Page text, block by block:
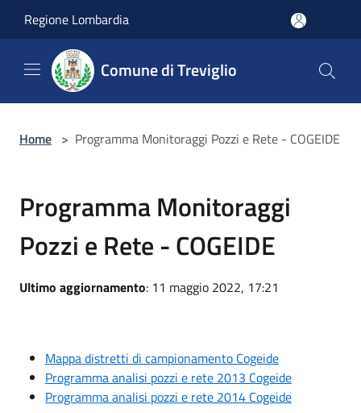
Regione Lombardia
Comune di Treviglio
Home > Programma Monitoraggi Pozzi e Rete - COGEIDE
Programma Monitoraggi
Pozzi e Rete - COGEIDE
Ultimo aggiornamento: 11 maggio 2022, 17:21
Mappa distretti di campionamento Cogeide
Programma analisi pozzi e rete 2013 Cogeide
Programma analisi pozzi e rete 2014 Cogeide